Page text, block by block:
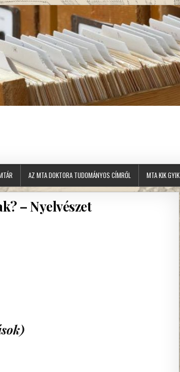
AZ MTA DOKTORA TUDOMÁNYOS CÍMRŐL MTA KIK GYIK
– Nyelvészet